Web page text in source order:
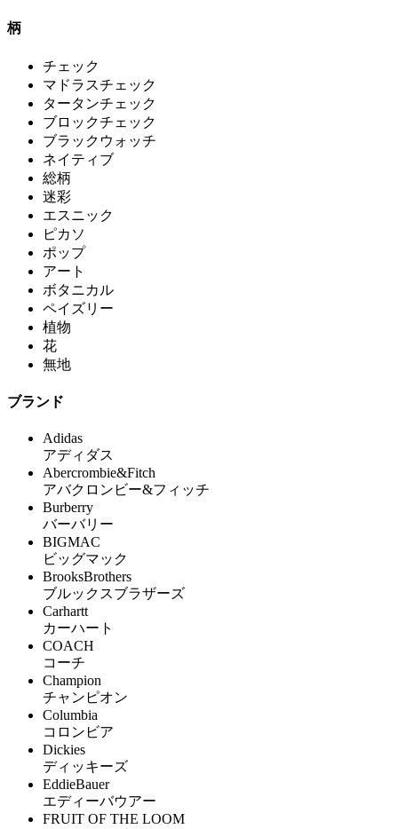
柄
チェック
マドラスチェック
タータンチェック
ブロックチェック
ブラックウォッチ
ネイティブ
総柄
迷彩
エスニック
ピカソ
ポップ
アート
ボタニカル
ペイズリー
植物
花
無地
ブランド
Adidas
アディダス
Abercrombie&Fitch
アバクロンビー&フィッチ
Burberry
バーバリー
BIGMAC
ビッグマック
BrooksBrothers
ブルックスブラザーズ
Carhartt
カーハート
COACH
コーチ
Champion
チャンピオン
Columbia
コロンビア
Dickies
ディッキーズ
EddieBauer
エディーバウアー
FRUIT OF THE LOOM